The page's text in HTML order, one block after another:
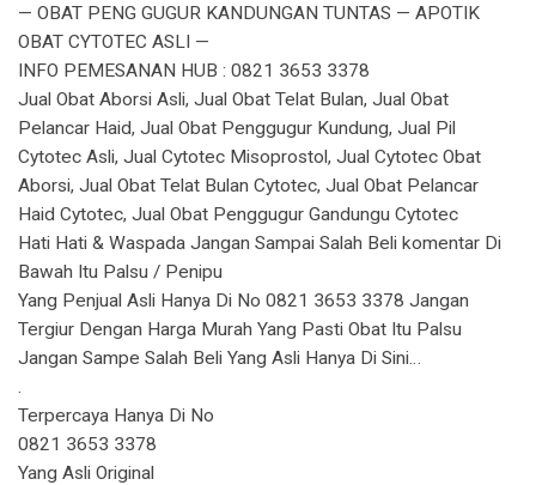
— OBAT PENG GUGUR KANDUNGAN TUNTAS — APOTIK
OBAT CYTOTEC ASLI —
INFO PEMESANAN HUB : 0821 3653 3378
Jual Obat Aborsi Asli, Jual Obat Telat Bulan, Jual Obat
Pelancar Haid, Jual Obat Penggugur Kundung, Jual Pil
Cytotec Asli, Jual Cytotec Misoprostol, Jual Cytotec Obat
Aborsi, Jual Obat Telat Bulan Cytotec, Jual Obat Pelancar
Haid Cytotec, Jual Obat Penggugur Gandungu Cytotec
Hati Hati & Waspada Jangan Sampai Salah Beli komentar Di
Bawah Itu Palsu / Penipu
Yang Penjual Asli Hanya Di No 0821 3653 3378 Jangan
Tergiur Dengan Harga Murah Yang Pasti Obat Itu Palsu
Jangan Sampe Salah Beli Yang Asli Hanya Di Sini…
Terpercaya Hanya Di No
0821 3653 3378
Yang Asli Original